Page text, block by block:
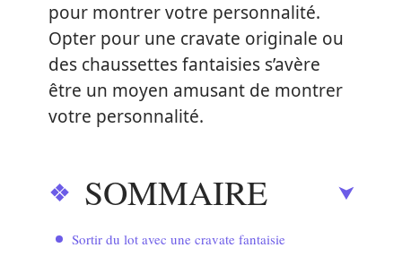
pour montrer votre personnalité.
Opter pour une cravate originale ou
des chaussettes fantaisies s’avère
être un moyen amusant de montrer
votre personnalité.
SOMMAIRE
Sortir du lot avec une cravate fantaisie